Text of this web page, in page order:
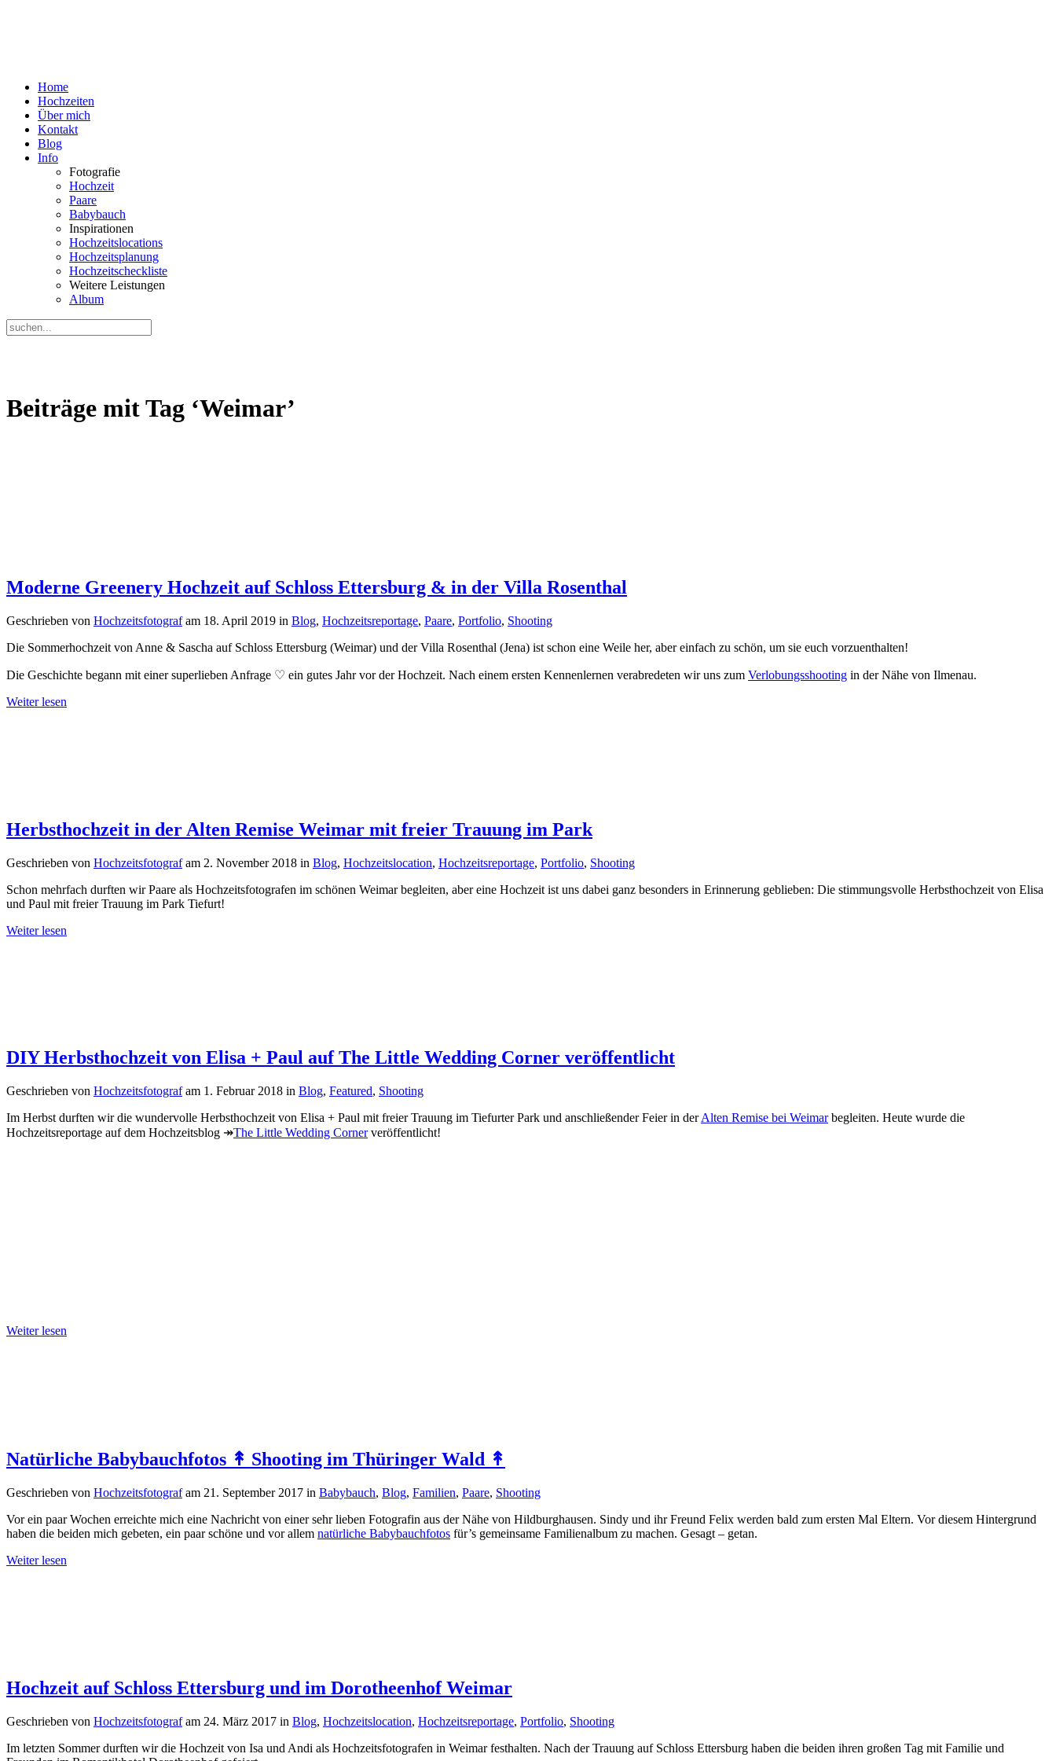
Home
Hochzeiten
Über mich
Kontakt
Blog
Info
Fotografie
Hochzeit
Paare
Babybauch
Inspirationen
Hochzeitslocations
Hochzeitsplanung
Hochzeitscheckliste
Weitere Leistungen
Album
Beiträge mit Tag ‘Weimar’
Moderne Greenery Hochzeit auf Schloss Ettersburg & in der Villa Rosenthal
Geschrieben von Hochzeitsfotografam 18. April 2019 in Blog, Hochzeitsreportage, Paare, Portfolio, Shooting
Die Sommerhochzeit von Anne & Sascha auf Schloss Ettersburg (Weimar) und der Villa Rosenthal (Jena) ist schon eine Weile her, aber einfach zu schön, um sie euch vorzuenthalten!
Die Geschichte begann mit einer superlieben Anfrage ♡ ein gutes Jahr vor der Hochzeit. Nach einem ersten Kennenlernen verabredeten wir uns zum Verlobungsshooting in der Nähe von Ilmenau.
Weiter lesen
Herbsthochzeit in der Alten Remise Weimar mit freier Trauung im Park
Geschrieben von Hochzeitsfotografam 2. November 2018 in Blog, Hochzeitslocation, Hochzeitsreportage, Portfolio, Shooting
Schon mehrfach durften wir Paare als Hochzeitsfotografen im schönen Weimar begleiten, aber eine Hochzeit ist uns dabei ganz besonders in Erinnerung geblieben: Die stimmungsvolle Herbsthochzeit von Elisa
und Paul mit freier Trauung im Park Tiefurt!
Weiter lesen
DIY Herbsthochzeit von Elisa + Paul auf The Little Wedding Corner veröffentlicht
Geschrieben von Hochzeitsfotografam 1. Februar 2018 in Blog, Featured, Shooting
Im Herbst durften wir die wundervolle Herbsthochzeit von Elisa + Paul mit freier Trauung im Tiefurter Park und anschließender Feier in derAlten Remise bei Weimarbegleiten. Heute wurde die
Hochzeitsreportage auf dem Hochzeitsblog ↠The Little Wedding Cornerveröffentlicht!
Weiter lesen
Natürliche Babybauchfotos ↟ Shooting im Thüringer Wald ↟
Geschrieben von Hochzeitsfotografam 21. September 2017 in Babybauch, Blog, Familien, Paare, Shooting
Vor ein paar Wochen erreichte mich eine Nachricht von einer sehr lieben Fotografin aus der Nähe von Hildburghausen. Sindy und ihr Freund Felix werden bald zum ersten Mal Eltern. Vor diesem Hintergrund
haben die beiden mich gebeten, ein paar schöne und vor allem natürliche Babybauchfotos für’s gemeinsame Familienalbum zu machen. Gesagt – getan.
Weiter lesen
Hochzeit auf Schloss Ettersburg und im Dorotheenhof Weimar
Geschrieben von Hochzeitsfotografam 24. März 2017 in Blog, Hochzeitslocation, Hochzeitsreportage, Portfolio, Shooting
Im letzten Sommer durften wir die Hochzeit von Isa und Andi als Hochzeitsfotografen in Weimar festhalten. Nach der Trauung auf Schloss Ettersburg haben die beiden ihren großen Tag mit Familie und